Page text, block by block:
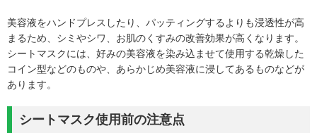
美容液をハンドプレスしたり、パッティングするよりも浸透性が高
まるため、シミやシワ、お肌のくすみの改善効果が高くなります。
シートマスクには、好みの美容液を染み込ませて使用する乾燥した
コイン型などのものや、あらかじめ美容液に浸してあるものなどが
あります。
シートマスク使用前の注意点